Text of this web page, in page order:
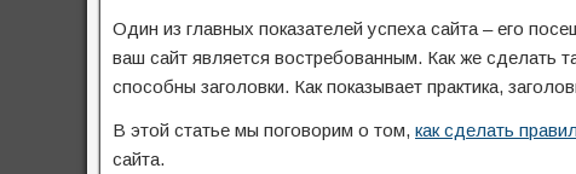
Один из главных показателей успеха сайта – его
ваш сайт является востребованным. Как же сделать
способны заголовки. Как показывает практика,
В этой статье мы поговорим о том, как сделать
сайта.